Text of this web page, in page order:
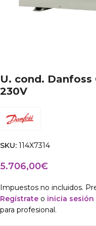
U. cond.
230V
SKU: 114X7314
5.706,00€
Impuestos no incluidos.
Regístrate o inicia sesión
para profesional.